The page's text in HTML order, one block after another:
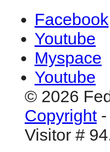
Facebook
Youtube
Myspace
Youtube
© 2026
Copyright-
Visitor #